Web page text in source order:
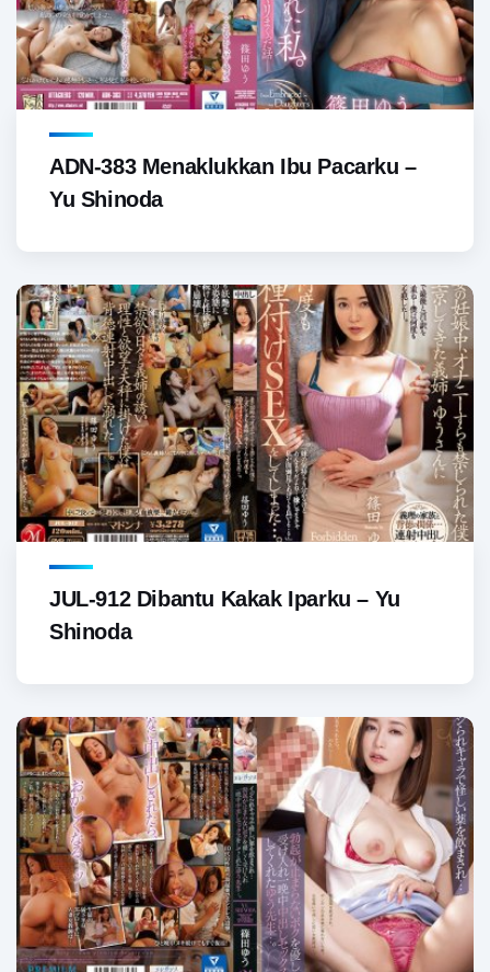
ADN-383 Menaklukkan Ibu Pacarku –
Yu Shinoda
JUL-912 Dibantu Kakak Iparku – Yu
Shinoda